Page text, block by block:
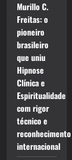
Murillo C.
Freitas: o
pioneiro
brasileiro
que uniu
Hipnose
Clínica e
Espiritualidade
com rigor
técnico e
reconhecimento
internacional